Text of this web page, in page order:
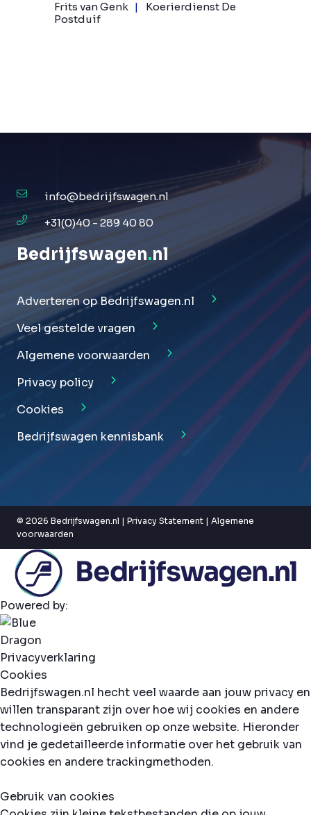
Frits van Genk
Koerierdienst De
Postduif
info@bedrijfswagen.nl
+31(0)40 - 289 40 80
Bedrijfswagen.nl
Adverteren op Bedrijfswagen.nl
Veel gestelde vragen
Algemene voorwaarden
Privacy policy
Cookies
Bedrijfswagen kennisbank
© 2026 Bedrijfswagen.nl | Privacy Statement | Algemene
voorwaarden
Powered by:
Privacyverklaring
Cookies
Bedrijfswagen.nl hecht veel waarde aan jouw privacy en
willen transparant zijn over hoe wij cookies en andere
technologieën gebruiken op onze website. Hieronder
vind je gedetailleerde informatie over het gebruik van
cookies en andere trackingmethoden.
Gebruik van cookies